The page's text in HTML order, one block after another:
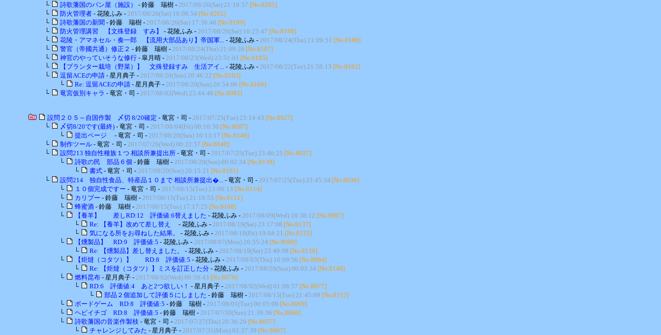
└
詩歌藩国のパン屋（施設） - 鈴藤 瑞樹 - 2017/08/26(Sat) 21:16:57 [No.8205]
└
防火管理者 - 花陵ふみ - 2017/08/26(Sat) 18:09:54 [No.8202]
└
詩歌藩国の新聞 - 鈴藤 瑞樹 - 2017/08/26(Sat) 17:36:46 [No.8199]
└
防火管理講習 【文殊登録 すみ】 - 花陵ふみ - 2017/08/26(Sat) 16:25:47 [No.8198]
└
花陵・アマネセル・奏一郎 【流用大部品あり】帝国軍... - 花陵ふみ - 2017/08/24(Thu) 21:09:51 [No.8188]
└
警官（帝國共通）修正２ - 鈴藤 瑞樹 - 2017/08/24(Thu) 21:09:26 [No.8187]
└
神官のやっていそうな修行 - 皐月晴 - 2017/08/23(Wed) 23:51:01 [No.8185]
└
【プランター栽培（野菜）】 文殊登録すみ 生活アイ... - 花陵ふみ - 2017/08/22(Tue) 21:58:13 [No.8182]
└
逗留ACEの申請 - 星月典子 - 2017/08/20(Sun) 20:46:22 [No.8163]
└
Re: 逗留ACEの申請 - 星月典子 - 2017/08/20(Sun) 20:54:06 [No.8164]
└
竜宮仮別キャラ - 竜宮・司 - 2017/08/02(Wed) 23:44:46 [No.8083]
設問２０５～自国作製 〆切 8/20確定 - 竜宮・司 - 2017/07/25(Tue) 23:14:43 [No.8027]
└
〆切8/20です(最終) - 竜宮・司 - 2017/08/04(Fri) 00:10:30 [No.8087]
└
提出ページ - 竜宮・司 - 2017/08/20(Sun) 16:13:17 [No.8148]
└
制作ツール - 竜宮・司 - 2017/07/26(Wed) 00:22:57 [No.8040]
└
設問213 独自性種族１つ 相談所兼提出所 - 竜宮・司 - 2017/07/25(Tue) 23:46:25 [No.8037]
└
詩歌の民 部品６個 - 鈴藤 瑞樹 - 2017/08/20(Sun) 00:02:34 [No.8139]
└
書式 - 竜宮・司 - 2017/08/20(Sun) 20:15:21 [No.8161]
└
設問214 独自性食品、特産品１０まで 相談所兼提出�... - 竜宮・司 - 2017/07/25(Tue) 23:45:34 [No.8036]
└
１０個完成ですー - 竜宮・司 - 2017/08/15(Tue) 23:00:13 [No.8114]
└
カリブー - 鈴藤 瑞樹 - 2017/08/15(Tue) 21:19:55 [No.8111]
└
蜂蜜酒 - 鈴藤 瑞樹 - 2017/08/15(Tue) 17:17:25 [No.8108]
└
【養羊】 差しRD:12 評価値:6替えました - 花陵ふみ - 2017/08/09(Wed) 18:38:12 [No.8097]
└
Re: 【養羊】改めて差し替え - 花陵ふみ - 2017/08/19(Sat) 23:17:08 [No.8137]
└
気になる所をお尋ねした結果。 - 花陵ふみ - 2017/08/18(Fri) 19:04:21 [No.8123]
└
【燻製品】 RD:9 評価値:5 - 花陵ふみ - 2017/08/07(Mon) 20:55:24 [No.8090]
└
Re: 【燻製品】差し替えました。 - 花陵ふみ - 2017/08/19(Sat) 23:49:08 [No.8138]
└
【炬燵（コタツ）】 RD:8 評価値:5 - 花陵ふみ - 2017/08/03(Thu) 16:09:56 [No.8084]
└
Re: 【炬燵（コタツ）】ミスを訂正した分 - 花陵ふみ - 2017/08/20(Sun) 00:03:34 [No.8140]
└
燃料昆布 - 星月典子 - 2017/08/02(Wed) 00:58:43 [No.8076]
└
RD:6 評価値:4 あと2つ欲しい！ - 星月典子 - 2017/08/02(Wed) 01:08:57 [No.8077]
└
部品２個追加して評価５にしました - 鈴藤 瑞樹 - 2017/08/15(Tue) 21:45:09 [No.8112]
└
ボードゲーム RD:8 評価値:5 - 鈴藤 瑞樹 - 2017/08/01(Tue) 00:05:09 [No.8069]
└
ヘビイチゴ RD:8 評価値:5 - 鈴藤 瑞樹 - 2017/07/30(Sun) 21:39:36 [No.8066]
└
詩歌藩国の音楽作製枝 - 竜宮・司 - 2017/07/27(Thu) 20:36:29 [No.8057]
└
チャレンジしてみた - 星月典子 - 2017/07/31(Mon) 02:37:39 [No.8067]